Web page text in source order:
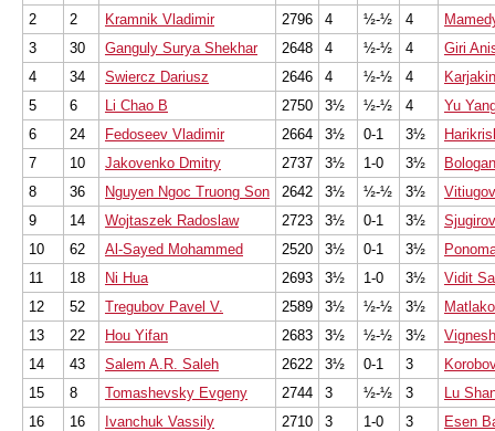
2
2 Kramnik Vladimir 2796 4 ½-½ 4
3
30 Ganguly Surya Shekhar 2648 4 ½-½ 4
Giri
4
34 Swiercz Dariusz 2646 4 ½-½ 4
5
6 Li Chao B 2750 3½ ½-½ 4
Yu
6
24 Fedoseev Vladimir 2664 3½ 0-1 3½
7
10 Jakovenko Dmitry 2737 3½ 1-0 3½
8
36 Nguyen Ngoc Truong Son 2642 3½ ½-½ 3½
9
14 Wojtaszek Radoslaw 2723 3½ 0-1 3½
10
62 Al-Sayed Mohammed 2520 3½ 0-1 3½
11
18 Ni Hua 2693 3½ 1-0 3½
Vidit
12
52 Tregubov Pavel V. 2589 3½ ½-½ 3½
13
22 Hou Yifan 2683 3½ ½-½ 3½
14
43 Salem A.R. Saleh 2622 3½ 0-1 3
15
8 Tomashevsky Evgeny 2744 3 ½-½ 3
Lu
16
16 Ivanchuk Vassily 2710 3 1-0 3
Esen